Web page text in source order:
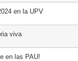
en la UPV
viva
en las PAU!